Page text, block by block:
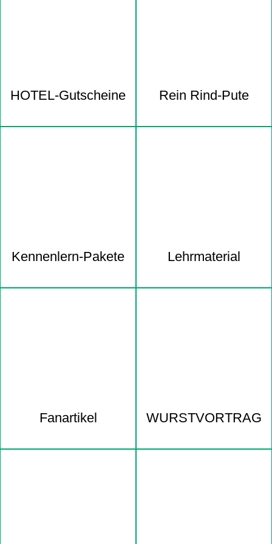
HOTEL-Gutscheine Rein Rind-Pute
Kennenlern-Pakete Lehrmaterial
Fanartikel WURST­VORTRAG